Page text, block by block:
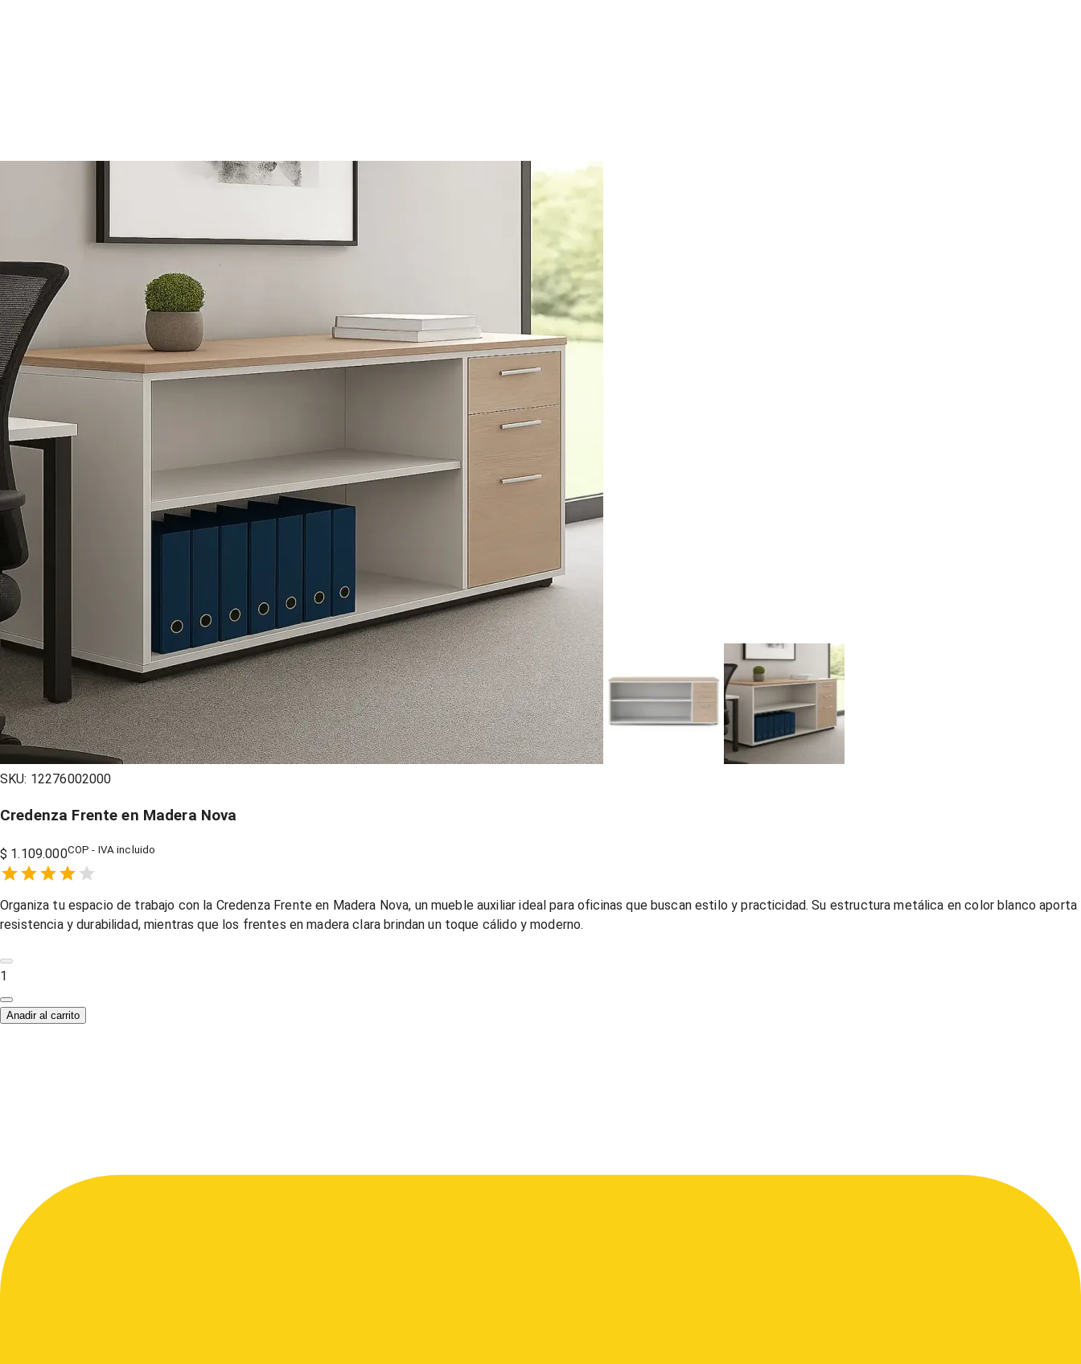
SKU: 12276002000
Credenza Frente en Madera Nova
$ 1.109.000COP - IVA incluido
1 Star,
2 Stars,
3 Stars,
4 Stars,
5 Stars,
Organiza tu espacio de trabajo con la Credenza Frente en Madera Nova, un mueble auxiliar ideal para oficinas que buscan estilo y practicidad. Su estructura metálica en color blanco aporta
resistencia y durabilidad, mientras que los frentes en madera clara brindan un toque cálido y moderno.
1
Anadir al carrito